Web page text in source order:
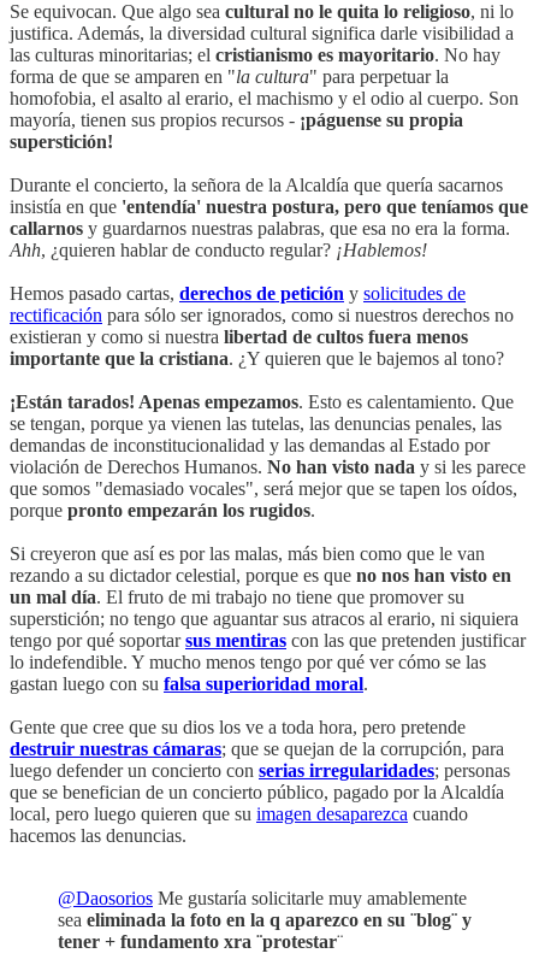
Se equivocan. Que algo sea cultural no le quita lo religioso, ni lo
justifica. Además, la diversidad cultural significa darle visibilidad a
las culturas minoritarias; el cristianismo es mayoritario. No hay
forma de que se amparen en "la cultura" para perpetuar la
homofobia, el asalto al erario, el machismo y el odio al cuerpo. Son
mayoría, tienen sus propios recursos - ¡páguense su propia
superstición!
Durante el concierto, la señora de la Alcaldía que quería sacarnos
insistía en que 'entendía' nuestra postura, pero que teníamos que
callarnos y guardarnos nuestras palabras, que esa no era la forma.
Ahh, ¿quieren hablar de conducto regular? ¡Hablemos!
Hemos pasado cartas, derechos de petición y solicitudes de
rectificación para sólo ser ignorados, como si nuestros derechos no
existieran y como si nuestra libertad de cultos fuera menos
importante que la cristiana. ¿Y quieren que le bajemos al tono?
¡Están tarados! Apenas empezamos. Esto es calentamiento. Que
se tengan, porque ya vienen las tutelas, las denuncias penales, las
demandas de inconstitucionalidad y las demandas al Estado por
violación de Derechos Humanos. No han visto nada y si les parece
que somos "demasiado vocales", será mejor que se tapen los oídos,
porque pronto empezarán los rugidos.
Si creyeron que así es por las malas, más bien como que le van
rezando a su dictador celestial, porque es que no nos han visto en
un mal día. El fruto de mi trabajo no tiene que promover su
superstición; no tengo que aguantar sus atracos al erario, ni siquiera
tengo por qué soportarsus mentiras con las que pretenden justificar
lo indefendible. Y mucho menos tengo por qué ver cómo se las
gastan luego con su falsa superioridad moral.
Gente que cree que su dios los ve a toda hora, pero pretende
destruir nuestras cámaras; que se quejan de la corrupción, para
luego defender un concierto con serias irregularidades; personas
que se benefician de un concierto público, pagado por la Alcaldía
local, pero luego quieren que su imagen desaparezca cuando
hacemos las denuncias.
@Daosorios Me gustaría solicitarle muy amablemente
sea eliminada la foto en la q aparezco en su ¨blog¨ y
tener + fundamento xra ¨protestar¨